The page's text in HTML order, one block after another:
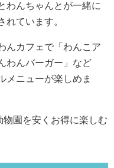
わんちゃんとが一緒に
れています。
んカフェで「わんこア
わんバーガー」など
メニューが楽しめま
園を安くお得に楽しむ